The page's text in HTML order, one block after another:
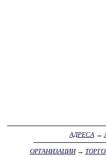
АДРЕСА →
ОРГАНИЗАЦИИ→